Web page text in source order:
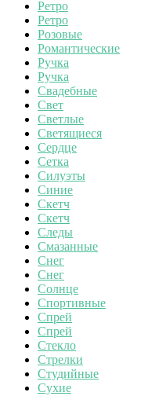
Ретро
Ретро
Розовые
Романтические
Ручка
Ручка
Свадебные
Свет
Светлые
Светящиеся
Сердце
Сетка
Силуэты
Синие
Скетч
Скетч
Следы
Смазанные
Снег
Снег
Солнце
Спортивные
Спрей
Спрей
Стекло
Стрелки
Студийные
Сухие